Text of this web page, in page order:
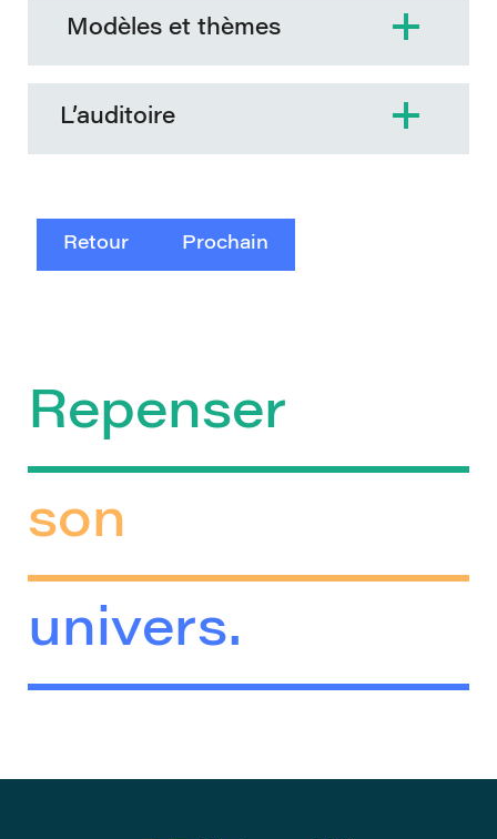
Modèles et thèmes
L’auditoire
Retour Prochain
Repenser
son
univers.